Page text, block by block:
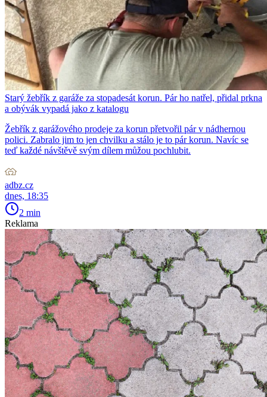
Starý žebřík z garáže za stopadesát korun. Pár ho natřel, přidal prkna
a obývák vypadá jako z katalogu
Žebřík z garážového prodeje za korun přetvořil pár v nádhernou
polici. Zabralo jim to jen chvilku a stálo je to pár korun. Navíc se
teď každé návštěvě svým dílem můžou pochlubit.
adbz.cz
dnes, 18:35
2 min
Reklama